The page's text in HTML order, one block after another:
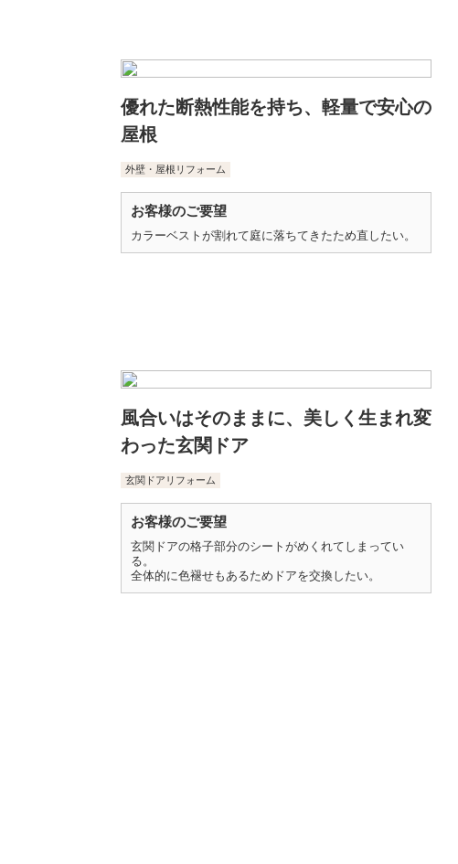
優れた断熱性能を持ち、軽量で安心の
屋根
外壁・屋根リフォーム
お客様のご要望
カラーベストが割れて庭に落ちてきたため直したい。
風合いはそのままに、美しく生まれ変
わった玄関ドア
玄関ドアリフォーム
お客様のご要望
玄関ドアの格子部分のシートがめくれてしまってい
る。
全体的に色褪せもあるためドアを交換したい。